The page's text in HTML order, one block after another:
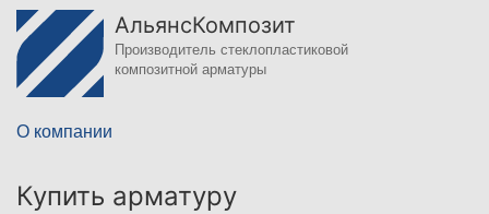
АльянсКомпозит
Производитель стеклопластиковой
композитной арматуры
О компании
Купить арматуру